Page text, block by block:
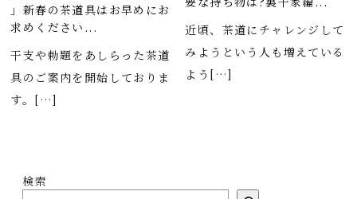
」新春の茶道具はお早めにお
求めください...
干支や勅題をあしらった茶道
具のご案内を開始しておりま
す。[…]
近頃、茶道にチャレンジして
みようという人も増えている
よう[…]
検索